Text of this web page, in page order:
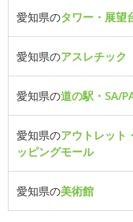
愛知県のタワー・展望
愛知県のアスレチック
愛知県の道の駅・SA/
愛知県のアウトレット
ッピングモール
愛知県の美術館